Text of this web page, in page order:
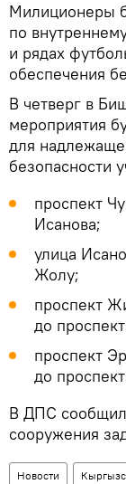
Милиционеры
по
и рядах
обеспечения
В четверг в
мероприятия
для
безопасности
проспект
Исанова;
улица
Жолу;
проспект
до
проспект
до
В ДПС
сооружения
Новости